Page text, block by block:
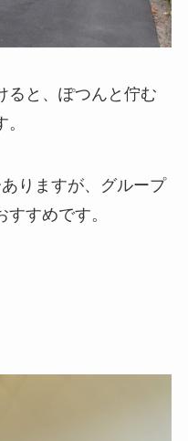
ると、ぽつんと佇む
りますが、グループ
すめです。